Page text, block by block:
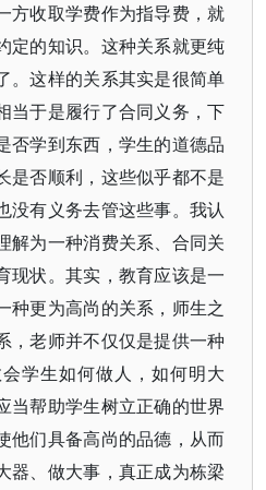
方收取学费作为指导费，就
定的知识。这种关系就更纯
。这样的关系其实是很简单
当于是履行了合同义务，下
否学到东西，学生的道德品
是否顺利，这些似乎都不是
没有义务去管这些事。我认
解为一种消费关系、合同关
现状。其实，教育应该是一
种更为高尚的关系，师生之
，老师并不仅仅是提供一种
学生如何做人，如何明大
当帮助学生树立正确的世界
他们具备高尚的品德，从而
器、做大事，真正成为栋梁